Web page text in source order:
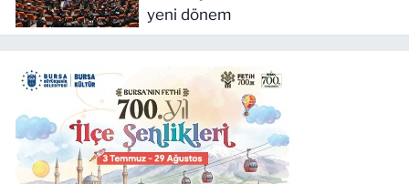
yeni dönem